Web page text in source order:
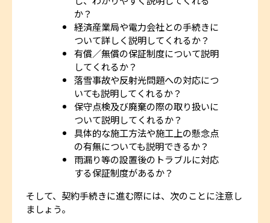
か？
経済産業局や電力会社との手続きに
ついて詳しく説明してくれるか？
有償／無償の保証制度について説明
してくれるか？
落雪事故や反射光問題への対応につ
いても説明してくれるか？
保守点検及び廃棄の際の取り扱いに
ついて説明してくれるか？
具体的な施工方法や施工上の懸念点
の有無についても説明できるか？
雨漏り等の設置後のトラブルに対応
する保証制度があるか？
そして、契約手続きに進む際には、次のことに注意し
ましょう。